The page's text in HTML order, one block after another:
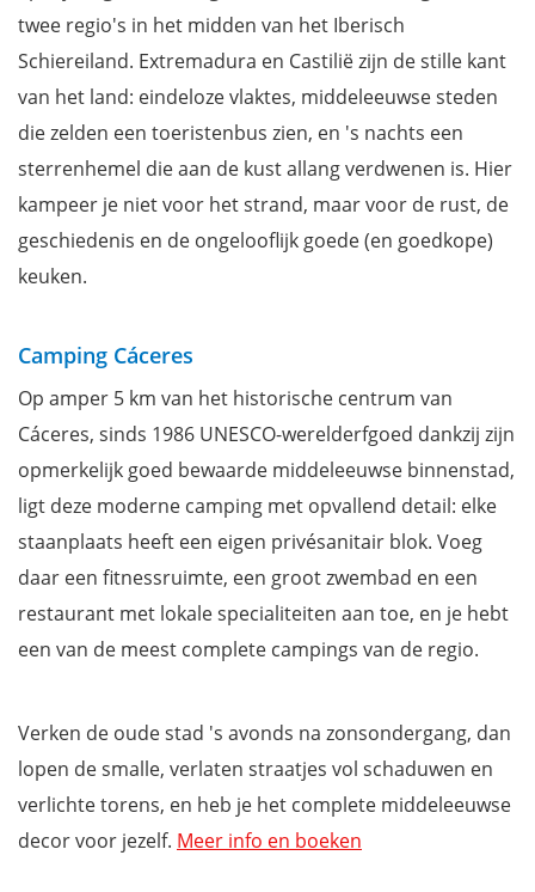
twee regio's in het midden van het Iberisch
Schiereiland. Extremadura en Castilië zijn de stille kant
van het land: eindeloze vlaktes, middeleeuwse steden
die zelden een toeristenbus zien, en 's nachts een
sterrenhemel die aan de kust allang verdwenen is. Hier
kampeer je niet voor het strand, maar voor de rust, de
geschiedenis en de ongelooflijk goede (en goedkope)
keuken.
Camping Cáceres
Op amper 5 km van het historische centrum van
Cáceres, sinds 1986 UNESCO-werelderfgoed dankzij zijn
opmerkelijk goed bewaarde middeleeuwse binnenstad,
ligt deze moderne camping met opvallend detail: elke
staanplaats heeft een eigen privésanitair blok. Voeg
daar een fitnessruimte, een groot zwembad en een
restaurant met lokale specialiteiten aan toe, en je hebt
een van de meest complete campings van de regio.
Verken de oude stad 's avonds na zonsondergang, dan
lopen de smalle, verlaten straatjes vol schaduwen en
verlichte torens, en heb je het complete middeleeuwse
decor voor jezelf. Meer info en boeken